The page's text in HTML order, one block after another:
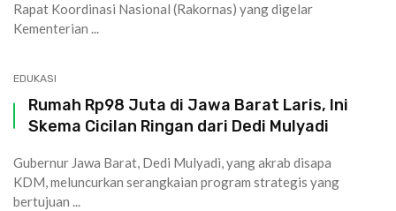
Rapat Koordinasi Nasional (Rakornas) yang digelar
Kementerian ...
EDUKASI
Rumah Rp98 Juta di Jawa Barat Laris, Ini
Skema Cicilan Ringan dari Dedi Mulyadi
Gubernur Jawa Barat, Dedi Mulyadi, yang akrab disapa
KDM, meluncurkan serangkaian program strategis yang
bertujuan ...